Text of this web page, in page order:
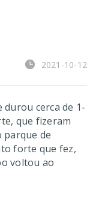
2021-10-12
durou cerca de 1-
que fizeram
de
forte que fez,
voltou ao